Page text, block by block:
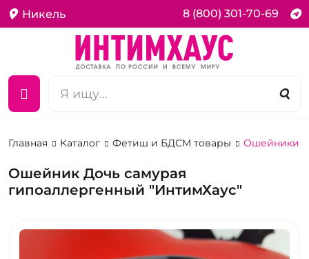
Никель 8 (800) 301-70-69
Главная Каталог Фетиш и БДСМ товары Ошейники
Ошейник Дочь самурая
гипоаллергенный "ИнтимХаус"